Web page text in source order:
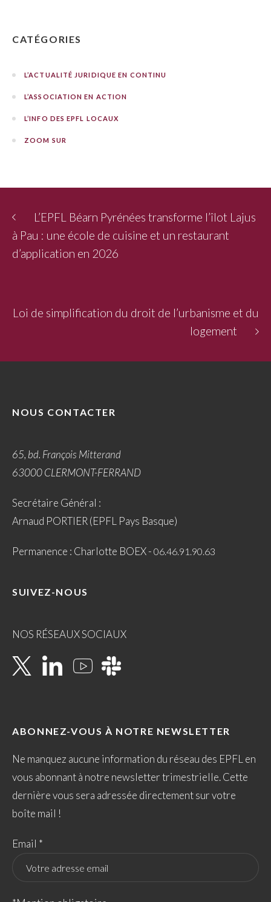
CATÉGORIES
L’ACTUALITÉ JURIDIQUE EN CONTINU
L’ASSOCIATION EN ACTION
L’INFO DES EPFL LOCAUX
ZOOM SUR
L’EPFL Béarn Pyrénées transforme l’îlot Lajus
à Pau : une école de cuisine et un restaurant
d’application en 2026
Loi de simplification du droit de l’urbanisme et du
logement
NOUS CONTACTER
65, bd. François Mitterand
63000 CLERMONT-FERRAND
Secrétaire Général :
Arnaud PORTIER (EPFL Pays Basque)
Permanence : Charlotte BOEX -06.46.91.90.63
SUIVEZ-NOUS
NOS RÉSEAUX SOCIAUX
ABONNEZ-VOUS À NOTRE NEWSLETTER
Ne manquez aucune information du réseau des EPFL en
vous abonnant à notre newsletter trimestrielle. Cette
dernière vous sera adressée directement sur votre
boîte mail !
Email *